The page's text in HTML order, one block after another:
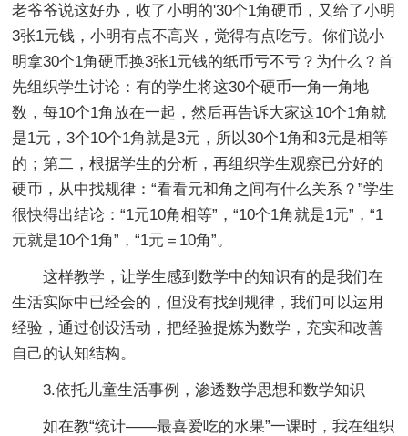
老爷爷说这好办，收了小明的'30个1角硬币，又给了小明
3张1元钱，小明有点不高兴，觉得有点吃亏。你们说小
明拿30个1角硬币换3张1元钱的纸币亏不亏？为什么？首
先组织学生讨论：有的学生将这30个硬币一角一角地
数，每10个1角放在一起，然后再告诉大家这10个1角就
是1元，3个10个1角就是3元，所以30个1角和3元是相等
的；第二，根据学生的分析，再组织学生观察已分好的
硬币，从中找规律：“看看元和角之间有什么关系？”学生
很快得出结论：“1元10角相等”，“10个1角就是1元”，“1
元就是10个1角”，“1元＝10角”。
这样教学，让学生感到数学中的知识有的是我们在
生活实际中已经会的，但没有找到规律，我们可以运用
经验，通过创设活动，把经验提炼为数学，充实和改善
自己的认知结构。
3.依托儿童生活事例，渗透数学思想和数学知识
如在教“统计——最喜爱吃的水果”一课时，我在组织